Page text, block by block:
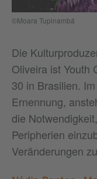
©Moara Tupinambá
Die
Oliveira ist Youth
30 in Brasilien.
Ernennung,
die
Peripherien
Veränderungen